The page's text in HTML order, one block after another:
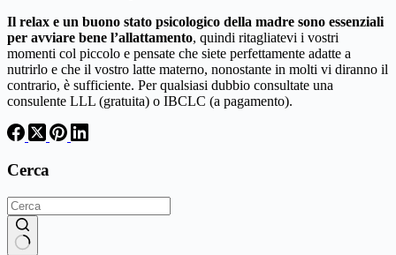
Il relax e un buono stato psicologico della madre sono essenziali
per avviare bene l’allattamento, quindi ritagliatevi i vostri
momenti col piccolo e pensate che siete perfettamente adatte a
nutrirlo e che il vostro latte materno, nonostante in molti vi diranno il
contrario, è sufficiente. Per qualsiasi dubbio consultate una
consulente LLL (gratuita) o IBCLC (a pagamento).
Cerca